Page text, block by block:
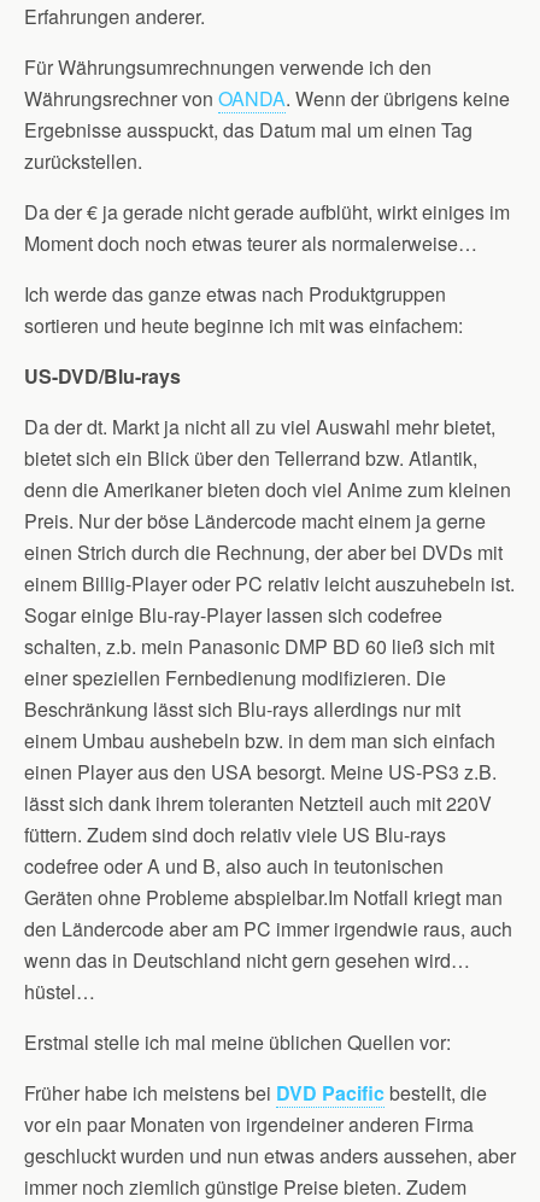
Erfahrungen anderer.
Für Währungsumrechnungen verwende ich den
Währungsrechner von OANDA. Wenn der übrigens keine
Ergebnisse ausspuckt, das Datum mal um einen Tag
zurückstellen.
Da der € ja gerade nicht gerade aufblüht, wirkt einiges im
Moment doch noch etwas teurer als normalerweise…
Ich werde das ganze etwas nach Produktgruppen
sortieren und heute beginne ich mit was einfachem:
US-DVD/Blu-rays
Da der dt. Markt ja nicht all zu viel Auswahl mehr bietet,
bietet sich ein Blick über den Tellerrand bzw. Atlantik,
denn die Amerikaner bieten doch viel Anime zum kleinen
Preis. Nur der böse Ländercode macht einem ja gerne
einen Strich durch die Rechnung, der aber bei DVDs mit
einem Billig-Player oder PC relativ leicht auszuhebeln ist.
Sogar einige Blu-ray-Player lassen sich codefree
schalten, z.b. mein Panasonic DMP BD 60 ließ sich mit
einer speziellen Fernbedienung modifizieren. Die
Beschränkung lässt sich Blu-rays allerdings nur mit
einem Umbau aushebeln bzw. in dem man sich einfach
einen Player aus den USA besorgt. Meine US-PS3 z.B.
lässt sich dank ihrem toleranten Netzteil auch mit 220V
füttern. Zudem sind doch relativ viele US Blu-rays
codefree oder A und B, also auch in teutonischen
Geräten ohne Probleme abspielbar.Im Notfall kriegt man
den Ländercode aber am PC immer irgendwie raus, auch
wenn das in Deutschland nicht gern gesehen wird…
hüstel…
Erstmal stelle ich mal meine üblichen Quellen vor:
Früher habe ich meistens bei DVD Pacificbestellt, die
vor ein paar Monaten von irgendeiner anderen Firma
geschluckt wurden und nun etwas anders aussehen, aber
immer noch ziemlich günstige Preise bieten. Zudem